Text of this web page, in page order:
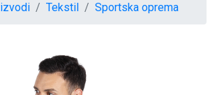
Tekstil Sportska oprema